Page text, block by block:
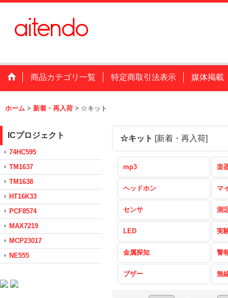
商品カテゴリ一覧 特定商取引法表示 媒体掲載
ホーム > 新着・再入荷 > ☆キット
ICプロジェクト
74HC595
TM1637
TM1638
HT16K33
PCF8574
MAX7219
MCP23017
NE555
☆キット [新着・再入荷]
mp3 楽
ヘッドホン マ
センサ 測
LED 実
金属探知 警
ブザー 無